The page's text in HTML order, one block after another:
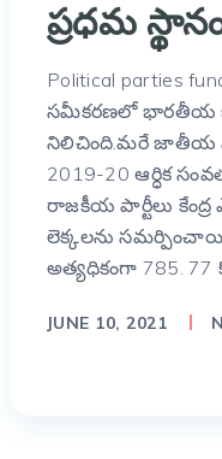
ప్రధమ
Political parties
సమీకరణలో భారతీయ
నిలిచింది.మరే జాతీయ
2019-20 ఆర్ధిక
రాజకీయ పార్టీలు
లెక్కలను
అత్యధికంగా 785. 77
JUNE 10, 2021